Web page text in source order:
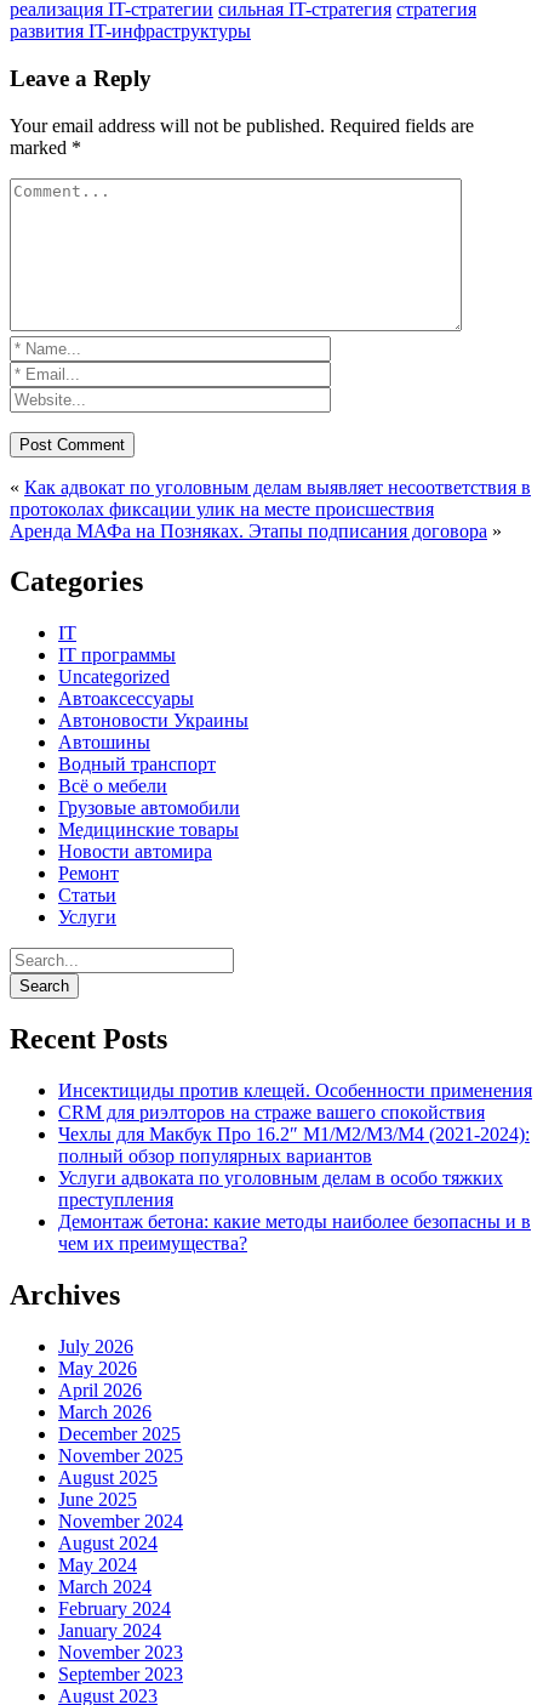
реализация IT-стратегии сильная IT-стратегия стратегия
развития IT-инфраструктуры
Leave a Reply
Your email address will not be published. Required fields are
marked *
« Как адвокат по уголовным делам выявляет несоответствия в
протоколах фиксации улик на месте происшествия
Аренда МАФа на Позняках. Этапы подписания договора »
Categories
IT
IT программы
Uncategorized
Автоаксессуары
Автоновости Украины
Автошины
Водный транспорт
Всё о мебели
Грузовые автомобили
Медицинские товары
Новости автомира
Ремонт
Статьи
Услуги
Recent Posts
Инсектициды против клещей. Особенности применения
CRM для риэлторов на страже вашего спокойствия
Чехлы для Макбук Про 16.2″ M1/M2/M3/M4 (2021-2024):
полный обзор популярных вариантов
Услуги адвоката по уголовным делам в особо тяжких
преступления
Демонтаж бетона: какие методы наиболее безопасны и в
чем их преимущества?
Archives
July 2026
May 2026
April 2026
March 2026
December 2025
November 2025
August 2025
June 2025
November 2024
August 2024
May 2024
March 2024
February 2024
January 2024
November 2023
September 2023
August 2023